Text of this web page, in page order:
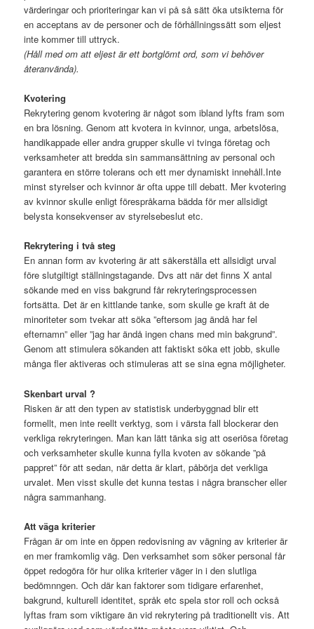
värderingar och prioriteringar kan vi på så sätt öka utsikterna för
en acceptans av de personer och de förhållningssätt som eljest
inte kommer till uttryck.
(Håll med om att eljest är ett bortglömt ord, som vi behöver
återanvända).
Kvotering
Rekrytering genom kvotering är något som ibland lyfts fram som
en bra lösning. Genom att kvotera in kvinnor, unga, arbetslösa,
handikappade eller andra grupper skulle vi tvinga företag och
verksamheter att bredda sin sammansättning av personal och
garantera en större tolerans och ett mer dynamiskt innehåll.Inte
minst styrelser och kvinnor är ofta uppe till debatt. Mer kvotering
av kvinnor skulle enligt förespråkarna bädda för mer allsidigt
belysta konsekvenser av styrelsebeslut etc.
Rekrytering i två steg
En annan form av kvotering är att säkerställa ett allsidigt urval
före slutgiltigt ställningstagande. Dvs att när det finns X antal
sökande med en viss bakgrund får rekryteringsprocessen
fortsätta. Det är en kittlande tanke, som skulle ge kraft åt de
minoriteter som tvekar att söka ”eftersom jag ändå har fel
efternamn” eller ”jag har ändå ingen chans med min bakgrund”.
Genom att stimulera sökanden att faktiskt söka ett jobb, skulle
många fler aktiveras och stimuleras att se sina egna möjligheter.
Skenbart urval ?
Risken är att den typen av statistisk underbyggnad blir ett
formellt, men inte reellt verktyg, som i värsta fall blockerar den
verkliga rekryteringen. Man kan lätt tänka sig att oseriösa företag
och verksamheter skulle kunna fylla kvoten av sökande ”på
pappret” för att sedan, när detta är klart, påbörja det verkliga
urvalet. Men visst skulle det kunna testas i några branscher eller
några sammanhang.
Att väga kriterier
Frågan är om inte en öppen redovisning av vägning av kriterier är
en mer framkomlig väg. Den verksamhet som söker personal får
öppet redogöra för hur olika kriterier väger in i den slutliga
bedömnngen. Och där kan faktorer som tidigare erfarenhet,
bakgrund, kulturell identitet, språk etc spela stor roll och också
lyftas fram som viktigare än vid rekrytering på traditionellt vis. Att